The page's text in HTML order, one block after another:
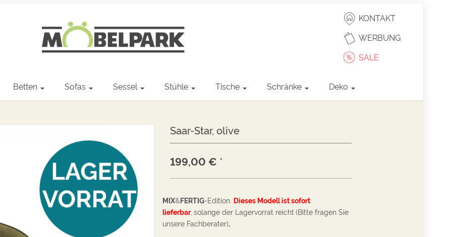
KONTAKT
WERBUNG
SALE
Betten Sofas Sessel Stühle Tische Schränke Deko
Saar-Star, olive
199,00 € *
MIX&FERTIG-Edition. Dieses Modell ist sofort
lieferbar, solange der Lagervorrat reicht (Bitte fragen Sie
unsere Fachberater)